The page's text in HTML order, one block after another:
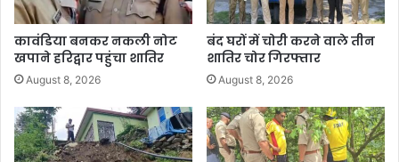
कावंडिया बनकर नकली नोट
खपाने हरिद्वार पहुंचा शातिर
August 8, 2026
बंद घरों में चोरी करने वाले तीन
शातिर चोर गिरफ्तार
August 8, 2026